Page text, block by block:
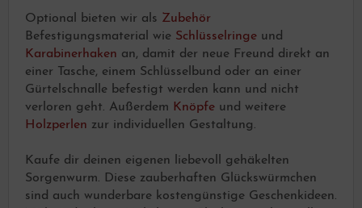
Optional bieten wir als Zubehör
Befestigungsmaterial wie Schlüsselringe und
Karabinerhaken an, damit der neue Freund direkt an
einer Tasche, einem Schlüsselbund oder an einer
Gürtelschnalle befestigt werden kann und nicht
verloren geht. Außerdem Knöpfe und weitere
Holzperlen zur individuellen Gestaltung.
Kaufe dir deinen eigenen liebevoll gehäkelten
Sorgenwurm. Diese zauberhaften Glückswürmchen
sind auch wunderbare kostengünstige Geschenkideen.